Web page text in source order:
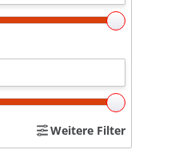
Weitere Filter